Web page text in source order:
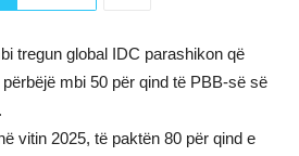
tregun global IDC parashikon që
mbi 50 për qind të PBB-së së
vitin 2025, të paktën 80 për qind e